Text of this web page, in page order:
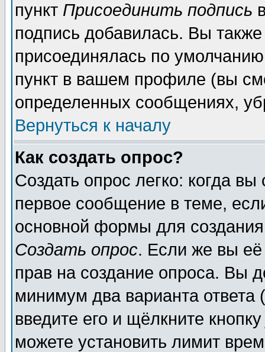
пункт Присоединить подпись
подпись добавилась. Вы
присоединялась по
пункт в вашем профиле (вы
определенных сообщениях,
Вернуться к началу
Как создать опрос?
Создать опрос легко: когда
первое сообщение в теме,
основной формы для
Создать опрос. Если же вы её
прав на создание опроса. Вы
минимум два варианта ответа
введите его и щёлкните
можете установить лимит